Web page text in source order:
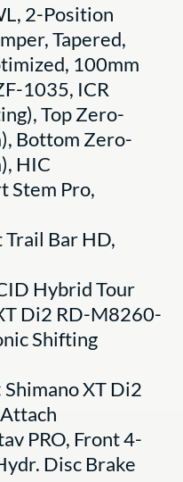
2-Position
Tapered,
100mm
1035, ICR
Top Zero-
Bottom Zero-
HIC
Stem Pro,
Bar HD,
Hybrid Tour
Di2 RD-M8260-
Shifting
Shimano XT Di2
PRO, Front 4-
Disc Brake